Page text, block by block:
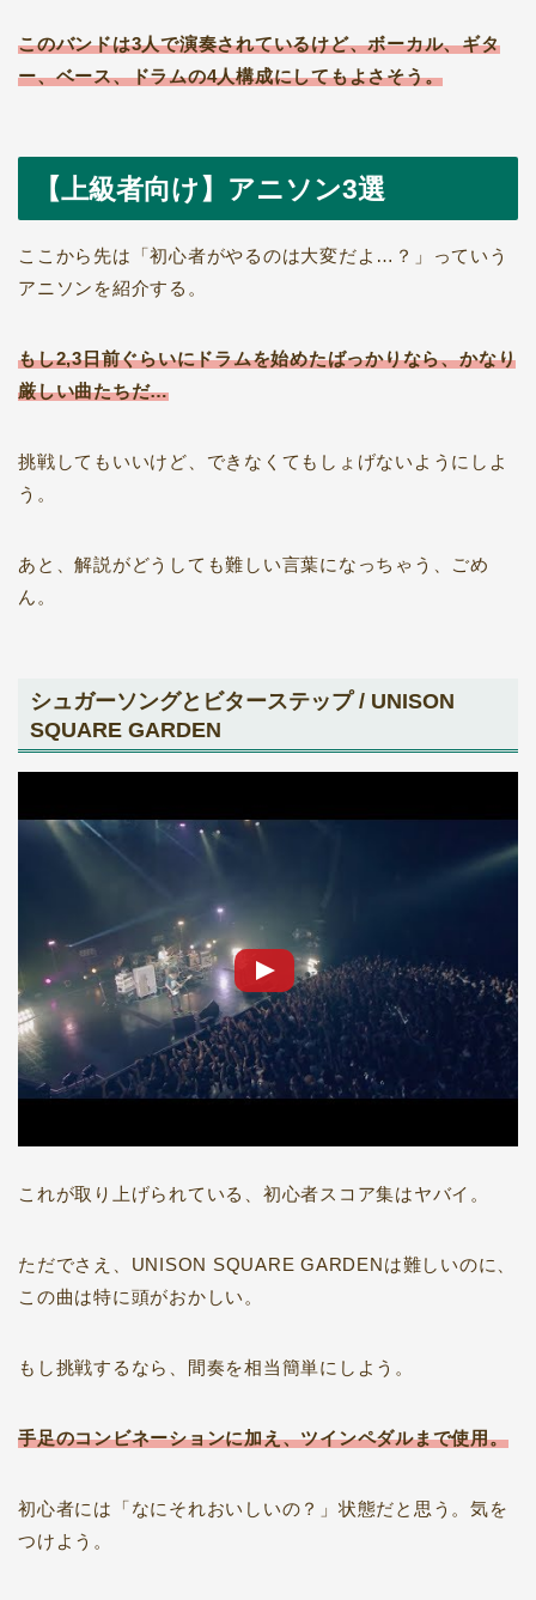
このバンドは3人で演奏されているけど、ボーカル、ギタ
ー、ベース、ドラムの4人構成にしてもよさそう。
【上級者向け】アニソン3選
ここから先は「初心者がやるのは大変だよ…？」っていう
アニソンを紹介する。
もし2,3日前ぐらいにドラムを始めたばっかりなら、かなり
厳しい曲たちだ…
挑戦してもいいけど、できなくてもしょげないようにしよ
う。
あと、解説がどうしても難しい言葉になっちゃう、ごめ
ん。
シュガーソングとビターステップ / UNISON
SQUARE GARDEN
これが取り上げられている、初心者スコア集はヤバイ。
ただでさえ、UNISON SQUARE GARDENは難しいのに、
この曲は特に頭がおかしい。
もし挑戦するなら、間奏を相当簡単にしよう。
手足のコンビネーションに加え、ツインペダルまで使用。
初心者には「なにそれおいしいの？」状態だと思う。気を
つけよう。